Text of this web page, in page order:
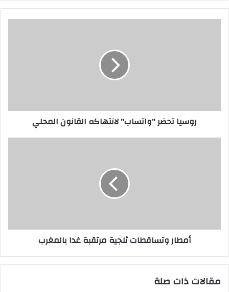
روسيا تحضر "واتساب" لانتهاكه القانون المحلي
أمطار وتساقطات ثلجية مرتقبة غدا بالمغرب
مقالات ذات صلة